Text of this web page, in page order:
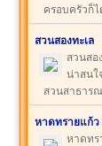
ครอบครัวก็ไ
สวนสองทะเล
สวนสอ
น่าสนใ
สวนสาธาร
หาดทรายแก้ว
หาดทร